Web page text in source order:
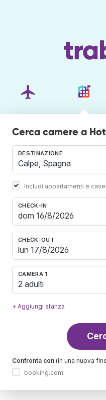
Cerca camere a
DESTINAZIONE
Includi appartamenti e
CHECK-IN
CHECK-OUT
CAMERA 1
2 adulti
+ Aggiungi stanza
Confronta con (in una nuova
booking.com